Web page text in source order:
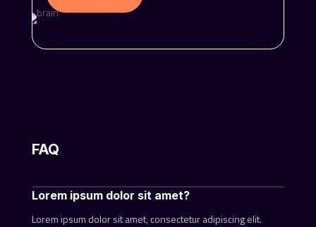
FAQ
Lorem ipsum dolor sit amet?
Lorem ipsum dolor sit amet, consectetur adipiscing elit.